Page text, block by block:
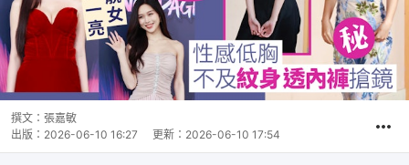
撰文： 張嘉敏
出版： 2026-06-10 16:27 更新： 2026-06-10 17:54